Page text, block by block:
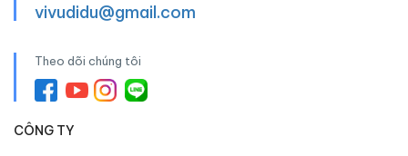
vivudidu@gmail.com
Theo dõi chúng tôi
CÔNG TY